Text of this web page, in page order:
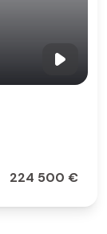
224 500 €